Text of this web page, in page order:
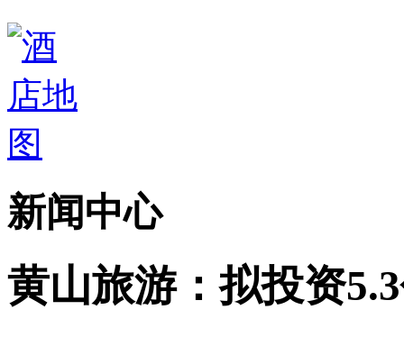
新闻中心
黄山旅游：拟投资